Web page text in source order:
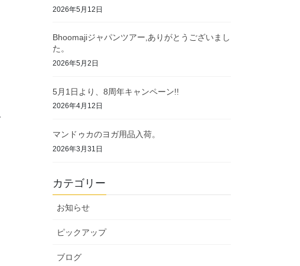
2026年5月12日
Bhoomajiジャパンツアー,ありがとうございまし
た。
2026年5月2日
5月1日より、8周年キャンペーン!!
2026年4月12日
マンドゥカのヨガ用品入荷。
2026年3月31日
カテゴリー
お知らせ
ピックアップ
ブログ